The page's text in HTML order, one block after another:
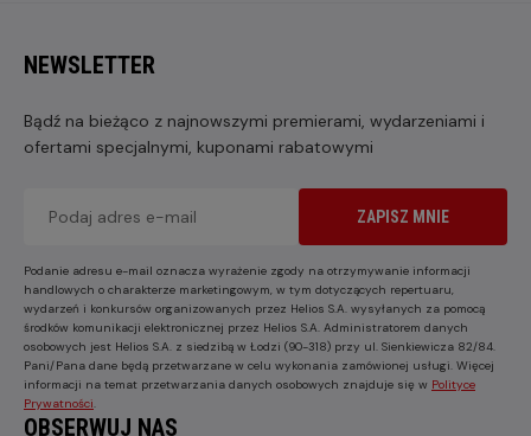
NEWSLETTER
Bądź na bieżąco z najnowszymi premierami, wydarzeniami i
ofertami specjalnymi, kuponami rabatowymi
ZAPISZ MNIE
Podanie adresu e-mail oznacza wyrażenie zgody na otrzymywanie informacji
handlowych o charakterze marketingowym, w tym dotyczących repertuaru,
wydarzeń i konkursów organizowanych przez Helios S.A. wysyłanych za pomocą
środków komunikacji elektronicznej przez Helios S.A. Administratorem danych
osobowych jest Helios S.A. z siedzibą w Łodzi (90-318) przy ul. Sienkiewicza 82/84.
Pani/Pana dane będą przetwarzane w celu wykonania zamówionej usługi. Więcej
informacji na temat przetwarzania danych osobowych znajduje się w Polityce
Prywatności
OBSERWUJ NAS